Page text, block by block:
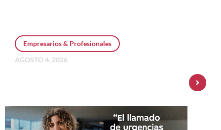
Empresarios & Profesionales
AGOSTO 4, 2026